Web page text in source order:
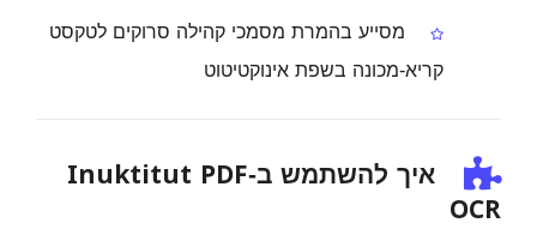
מסייע בהמרת מסמכי קהילה סרוקים לטקסט
קריא‑מכונה בשפת אינוקטיטוט
איך להשתמש ב‑Inuktitut PDF
OCR